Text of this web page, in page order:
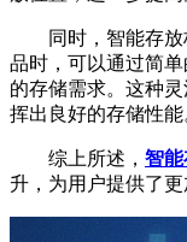
同时，智能存放
品时，可以通过简
的存储需求。这种
挥出良好的存储性能
综上所述， 智
升，为用户提供了更